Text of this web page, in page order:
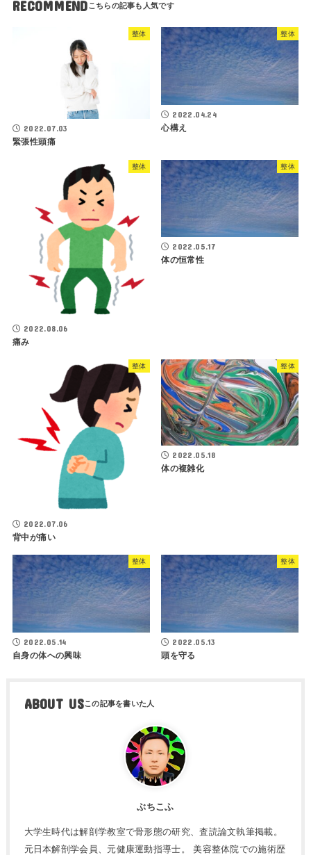
RECOMMEND
整体
2022.07.03
緊張性頭痛
整体
2022.04.24
心構え
整体
2022.08.06
痛み
整体
2022.05.17
体の恒常性
整体
2022.07.06
背中が痛い
整体
2022.05.18
体の複雑化
整体
2022.05.14
自身の体への興味
整体
2022.05.13
頭を守る
ABOUT US
ぶちこふ
大学生時代は解剖学教室で骨形態の研究、査読論文執筆掲載。
元日本解剖学会員、元健康運動指導士。 美容整体院での施術歴